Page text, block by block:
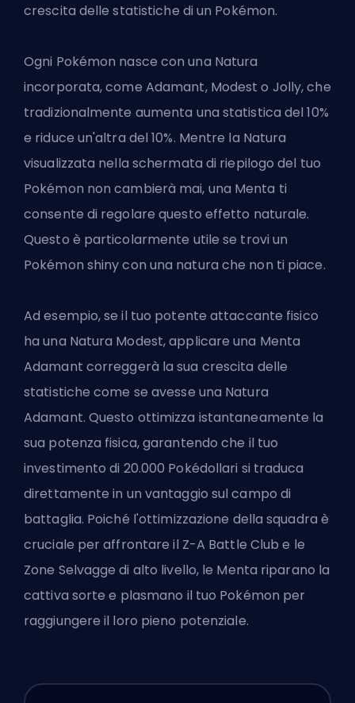
crescita delle statistiche di un Pokémon.
Ogni Pokémon nasce con una Natura
incorporata, come Adamant, Modest o Jolly, che
tradizionalmente aumenta una statistica del 10%
e riduce un'altra del 10%. Mentre la Natura
visualizzata nella schermata di riepilogo del tuo
Pokémon non cambierà mai, una Menta ti
consente di regolare questo effetto naturale.
Questo è particolarmente utile se trovi un
Pokémon shinycon una natura che non ti piace.
Ad esempio, se il tuo potente attaccante fisico
ha una Natura Modest, applicare una Menta
Adamant correggerà la sua crescita delle
statistiche come se avesse una Natura
Adamant. Questo ottimizza istantaneamente la
sua potenza fisica, garantendo che il tuo
investimento di 20.000 Pokédollari si traduca
direttamente in un vantaggio sul campo di
battaglia. Poiché l'ottimizzazione della squadra è
cruciale per affrontare il Z-A Battle Club e le
Zone Selvagge di alto livello, le Menta riparano la
cattiva sorte e plasmano il tuo Pokémon per
raggiungere il loro pieno potenziale.